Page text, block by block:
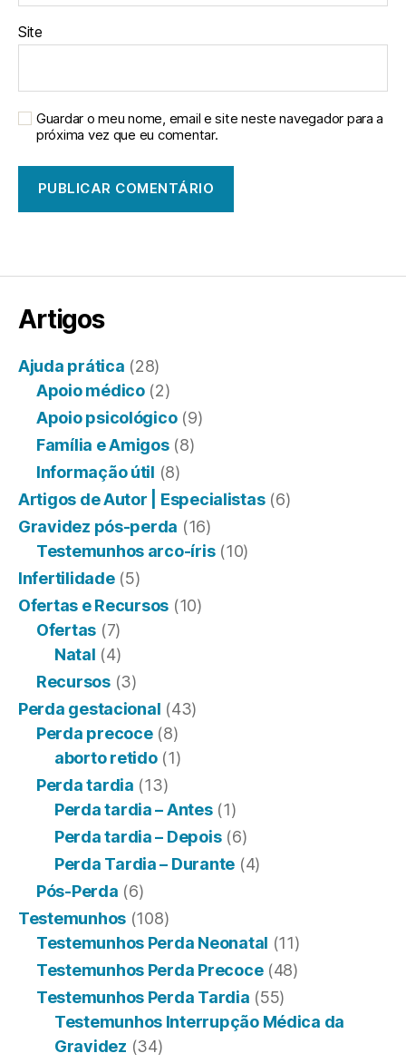
Site
Guardar o meu nome, email e site neste navegador para a
próxima vez que eu comentar.
Artigos
Ajuda prática (28)
Apoio médico(2)
Apoio psicológico(9)
Família e Amigos(8)
Informação útil (8)
Artigos de Autor | Especialistas(6)
Gravidez pós-perda (16)
Testemunhos arco-íris(10)
Infertilidade(5)
Ofertas e Recursos (10)
Ofertas (7)
Natal (4)
Recursos(3)
Perda gestacional (43)
Perda precoce(8)
aborto retido(1)
Perda tardia (13)
Perda tardia – Antes(1)
Perda tardia – Depois(6)
Perda Tardia – Durante (4)
Pós-Perda (6)
Testemunhos (108)
Testemunhos Perda Neonatal (11)
Testemunhos Perda Precoce(48)
Testemunhos Perda Tardia (55)
Testemunhos Interrupção Médica da
Gravidez (34)